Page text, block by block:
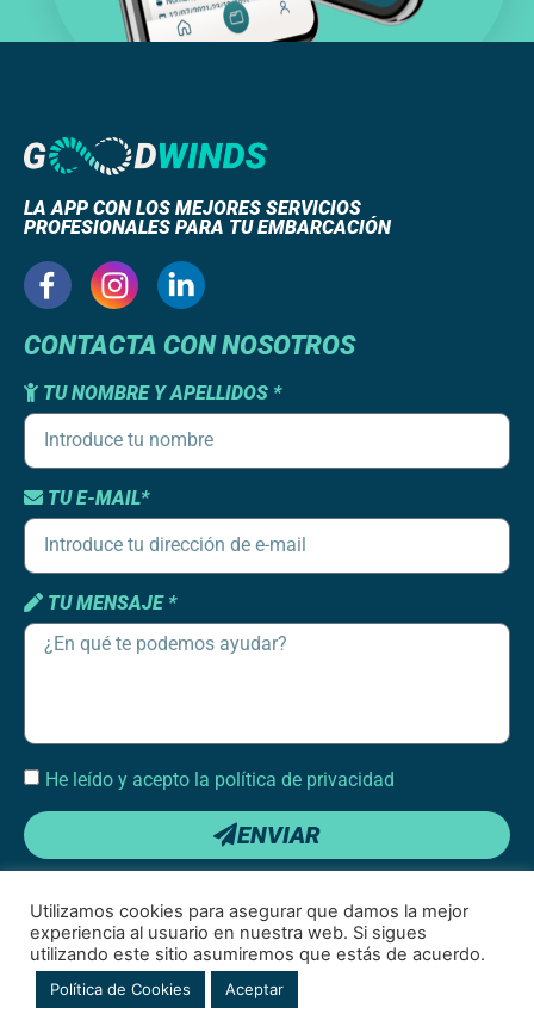
LA APP CON LOS MEJORES SERVICIOS
PROFESIONALES PARA TU EMBARCACIÓN
CONTACTA CON NOSOTROS
TU NOMBRE Y APELLIDOS *
TU E-MAIL*
TU MENSAJE *
He leído y acepto la política de privacidad
ENVIAR
Condiciones de uso|Política de cookies|
sociales
Utilizamos cookies para asegurar que damos la mejor
experiencia al usuario en nuestra web. Si sigues
utilizando este sitio asumiremos que estás de acuerdo.
Política de Cookies Aceptar